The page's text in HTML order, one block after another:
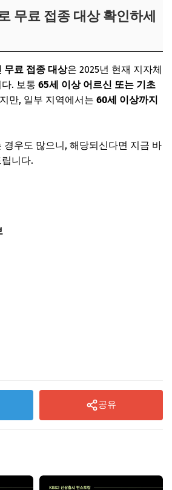
무료 접종 대상 확인하세
무료 접종 대상은 2025년 현재 지자체
. 보통 65세 이상 어르신 또는 기초
만, 일부 지역에서는 60세 이상까지
경우도 많으니, 해당되신다면 지금 바
니다.
공유